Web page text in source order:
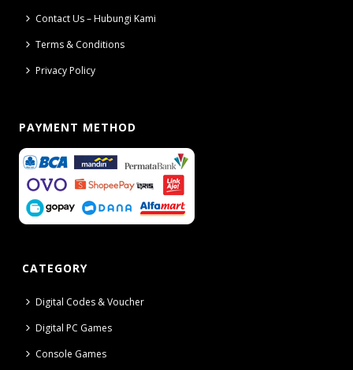
Contact Us – Hubungi Kami
Terms & Conditions
Privacy Policy
PAYMENT METHOD
CATEGORY
Digital Codes & Voucher
Digital PC Games
Console Games